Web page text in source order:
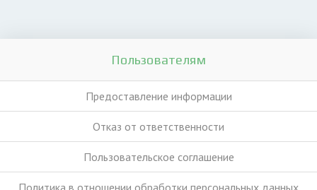
Пользователям
Предоставление информации
Отказ от ответственности
Пользовательское соглашение
Политика в отношении обработки персональных данных